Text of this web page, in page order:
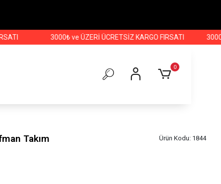
3000₺ ve ÜZERİ ÜCRETSİZ KARGO FIRSATI 3000₺ ve
0
Takım Ürün Kodu: 1844